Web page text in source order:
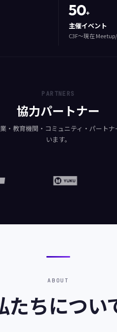
50+
主催イベント
C3F〜現在
PARTNERS
協力パートナー
・教育機関・コミュニティ・パート
います。
ABOUT
たちについ